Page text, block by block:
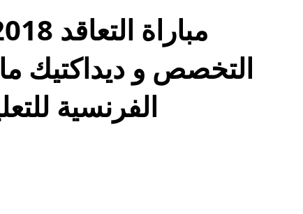
التخصص و ديداكتيك
الفرنسية